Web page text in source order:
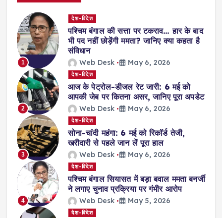
1
देश-विदेश
पश्चिम बंगाल की सत्ता पर टकराव… हार के बाद
भी पद नहीं छोड़ेंगी ममता? जानिए क्या कहता है
संविधान
Web Desk May 6, 2026
2
देश-विदेश
आज के पेट्रोल-डीजल रेट जारी: 6 मई को
आपकी जेब पर कितना असर, जानिए पूरा अपडेट
Web Desk May 6, 2026
3
देश-विदेश
सोना-चांदी महंगा: 6 मई को रिकॉर्ड तेजी,
खरीदारी से पहले जान लें पूरा हाल
Web Desk May 6, 2026
4
देश-विदेश
पश्चिम बंगाल सियासत में बड़ा बवाल ममता बनर्जी
ने लगाए चुनाव प्रक्रिया पर गंभीर आरोप
Web Desk May 5, 2026
देश-विदेश